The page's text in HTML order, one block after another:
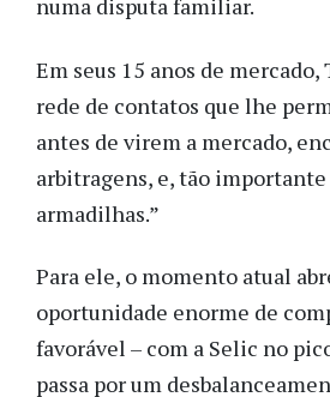
numa disputa familiar.
Em seus 15 anos de
rede de contatos que lhe
antes de virem a mercado,
arbitragens, e, tão
armadilhas.”
Para ele, o momento atual
oportunidade enorme de
favorável – com a Selic no
passa por um